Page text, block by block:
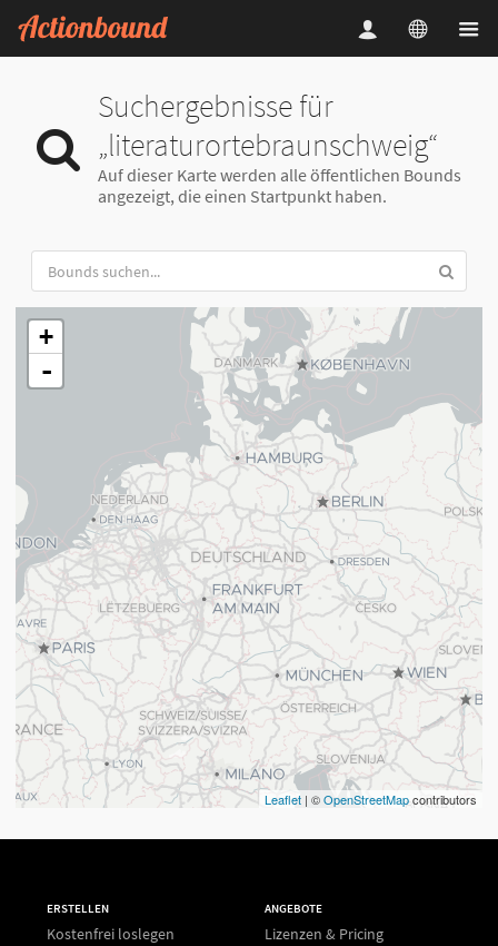
Suchergebnisse für
„literaturortebraunschweig“
Auf dieser Karte werden alle öffentlichen Bounds
angezeigt, die einen Startpunkt haben.
+
-
Leaflet | ©OpenStreetMapcontributors
ERSTELLEN
Kostenfrei loslegen
ANGEBOTE
Lizenzen & Pricing